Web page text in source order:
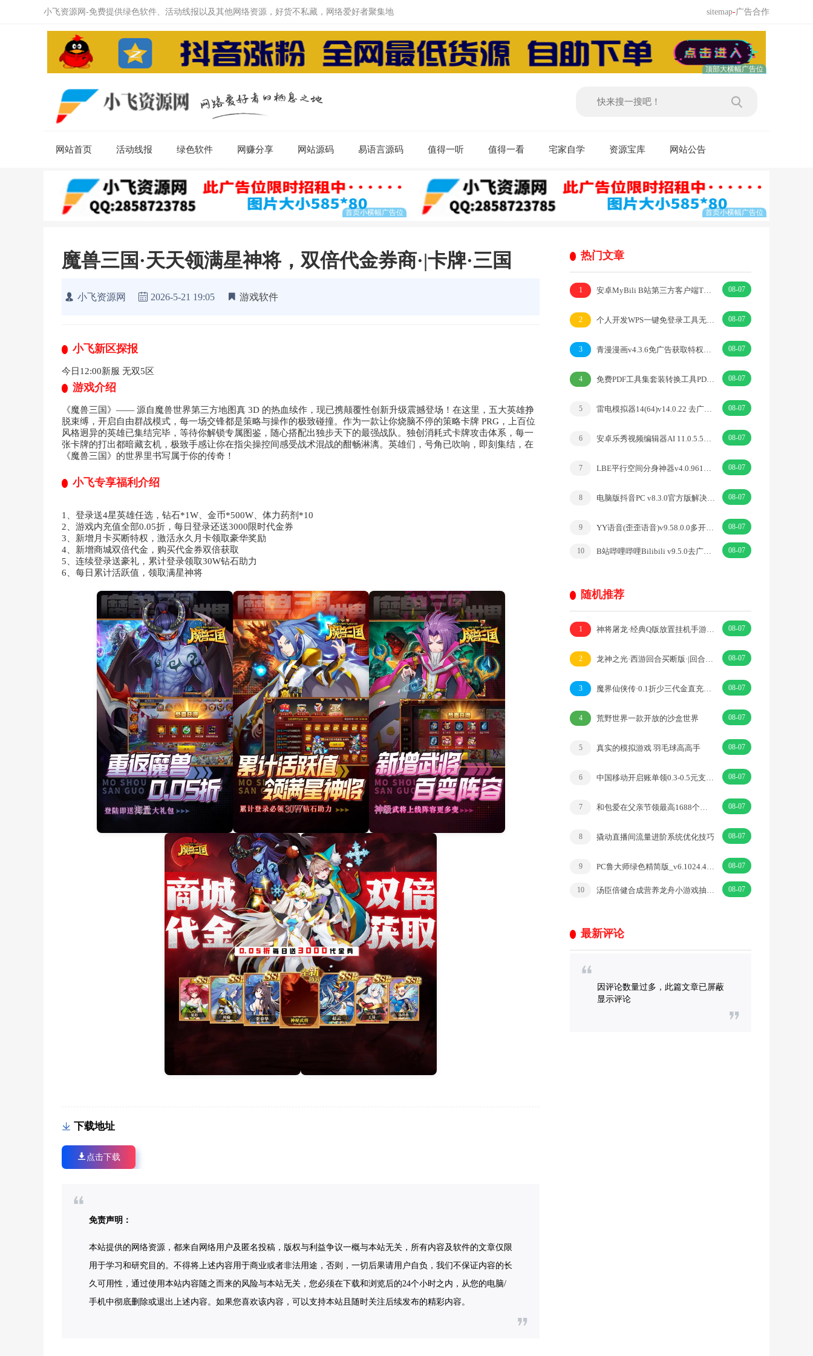
小飞资源网-免费提供绿色软件、活动线报以及其他网络资源，好货不私藏，网络爱好者聚集地 sitemap-广告合作
网站首页 活动线报 绿色软件 网赚分享 网站源码 易语言源码 值得一听 值得一看 宅家自学 资源宝库 网站公告
魔兽三国·天天领满星神将，双倍代金券商·|卡牌·三国
小飞资源网 2026-5-21 19:05 游戏软件
小飞新区探报
今日12:00新服 无双5区
游戏介绍
《魔兽三国》—— 源自魔兽世界第三方地图真 3D 的热血续作，现已携颠覆性创新升级震撼登场！​ 在这里，五大英雄挣
脱束缚，开启自由群战模式，每一场交锋都是策略与操作的极致碰撞。作为一款让你烧脑不停的策略卡牌 PRG，上百位
风格迥异的英雄已集结完毕，等待你解锁专属图鉴，随心搭配出独步天下的最强战队。​ 独创消耗式卡牌攻击体系，每一
张卡牌的打出都暗藏玄机，极致手感让你在指尖操控间感受战术混战的酣畅淋漓。英雄们，号角已吹响，即刻集结，在
《魔兽三国》的世界里书写属于你的传奇！​
小飞专享福利介绍
1、登录送4星英雄任选，钻石*1W、金币*500W、体力药剂*10
2、游戏内充值全部0.05折，每日登录还送3000限时代金券
3、新增月卡买断特权，激活永久月卡领取豪华奖励
4、新增商城双倍代金，购买代金券双倍获取
5、连续登录送豪礼，累计登录领取30W钻石助力
6、每日累计活跃值，领取满星神将
下载地址
点击下载
免责声明：
本站提供的网络资源，都来自网络用户及匿名投稿，版权与利益争议一概与本站无关，所有内容及软件的文章仅限
用于学习和研究目的。不得将上述内容用于商业或者非法用途，否则，一切后果请用户自负，我们不保证内容的长
久可用性，通过使用本站内容随之而来的风险与本站无关，您必须在下载和浏览后的24个小时之内，从您的电脑/
手机中彻底删除或退出上述内容。如果您喜欢该内容，可以支持本站且随时关注后续发布的精彩内容。
热门文章
1 安卓MyBili B站第三方客户端TV版v1.6.9 08-07
2 个人开发WPS一键免登录工具无需登录账号 08-07
3 青漫漫画v4.3.6免广告获取特权重制修复版 08-07
4 免费PDF工具集套装转换工具PDFgear v2.1.18 08-07
5 雷电模拟器14(64)v14.0.22 去广告绿色纯净版 08-07
6 安卓乐秀视频编辑器AI 11.0.5.5去广告解锁VIP版 08-07
7 LBE平行空间分身神器v4.0.9612解锁vip专业版 08-07
8 电脑版抖音PC v8.3.0官方版解决网页切换烦恼 08-07
9 YY语音(歪歪语音)v9.58.0.0多开去广告绿色版 08-07
10 B站哔哩哔哩Bilibili v9.5.0去广告内置漫游模块版 08-07
随机推荐
1 神将屠龙·经典Q版放置挂机手游·|卡牌·策略 08-07
2 龙神之光·西游回合买断版·|回合·挂机 08-07
3 魔界仙侠传·0.1折少三代金直充，领千元代金万元真充·|卡牌·三国 08-07
4 荒野世界一款开放的沙盒世界 08-07
5 真实的模拟游戏 羽毛球高高手 08-07
6 中国移动开启账单领0.3-0.5元支付宝红包、1-2元微信立减金 08-07
7 和包爱在父亲节领最高1688个和包积分 亲测中218积分 价值2元左右 08-07
8 撬动直播间流量进阶系统优化技巧 08-07
9 PC鲁大师绿色精简版_v6.1024.4105.1121 08-07
10 汤臣倍健合成营养龙舟小游戏抽1万个微信红包 亲测中0.3元 08-07
最新评论
因评论数量过多，此篇文章已屏蔽
显示评论